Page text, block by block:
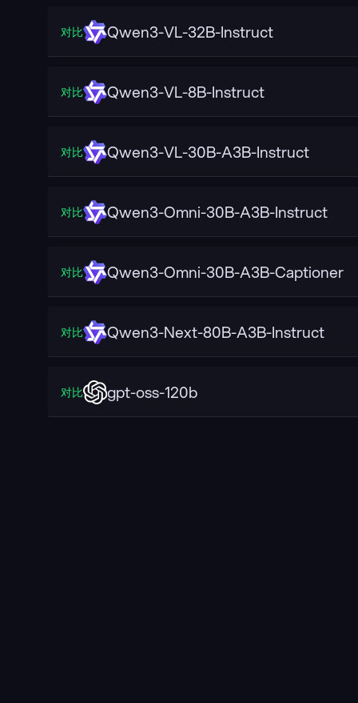
对比 Qwen3-VL-32B-Instruct
对比 Qwen3-VL-8B-Instruct
对比 Qwen3-VL-30B-A3B-Instruct
对比 Qwen3-Omni-30B-A3B-Instruct
对比 Qwen3-Omni-30B-A3B-Captioner
对比 Qwen3-Next-80B-A3B-Instruct
对比 gpt-oss-120b